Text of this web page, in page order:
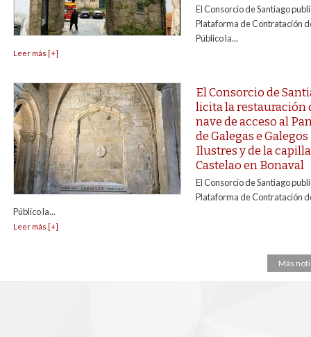
El Consorcio de Santiago
Plataforma de Contratación
Público la...
Leer más [+]
El Consorcio de
licita la restauración
nave de acceso al
de Galegas e Galegos
Ilustres y de la
Castelao en Bonaval
El Consorcio de Santiago
Plataforma de Contratación
Público la...
Leer más [+]
Más